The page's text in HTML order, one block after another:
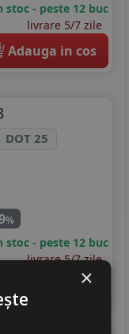
stoc - peste 12 buc
livrare 5/7 zile
Adauga in cos
DOT 25
%
stoc - peste 12 buc
livrare 5/7 zile
Adauga in cos
×